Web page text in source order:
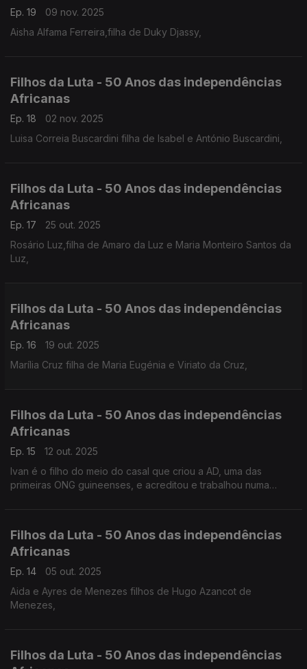
Ep. 19
09 nov. 2025
Aisha Alfama Ferreira,filha de Duky Djassy,
Filhos da Luta - 50 Anos das independências
Africanas
Ep. 18
02 nov. 2025
Luisa Correia Buscardini filha de Isabel e António Buscardini,
Filhos da Luta - 50 Anos das independências
Africanas
Ep. 17
25 out. 2025
Rosário Luz,filha de Amaro da Luz e Maria Monteiro Santos da
Luz,
Filhos da Luta - 50 Anos das independências
Africanas
Ep. 16
19 out. 2025
Marília Cruz filha de Maria Eugénia e Viriato da Cruz,
Filhos da Luta - 50 Anos das independências
Africanas
Ep. 15
12 out. 2025
Ivan é o filho do meio do casal que criou a AD, uma das
primeiras ONG guineenses, e acreditou e trabalhou numa
Filhos da Luta - 50 Anos das independências
Africanas
Ep. 14
05 out. 2025
Aida e Ayres de Menezes filhos de Hugo Azancot de
Menezes,
Filhos da Luta - 50 Anos das independências